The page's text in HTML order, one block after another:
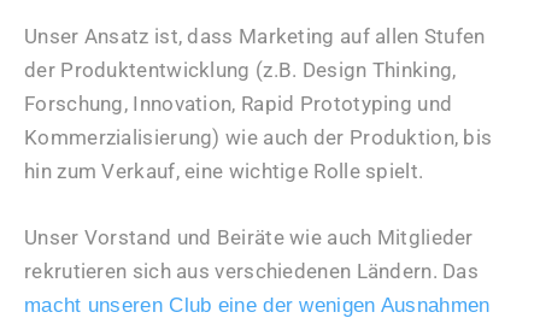
Unser Ansatz ist, dass Marketing auf allen Stufen
der Produktentwicklung (z.B. Design Thinking,
Forschung, Innovation, Rapid Prototyping und
Kommerzialisierung) wie auch der Produktion, bis
hin zum Verkauf, eine wichtige Rolle spielt.
Unser Vorstand und Beiräte wie auch Mitglieder
rekrutieren sich aus verschiedenen Ländern. Das
macht unseren Club eine der wenigen Ausnahmen